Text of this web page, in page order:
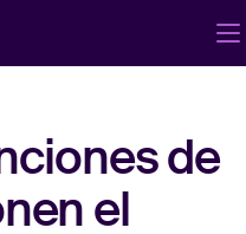
una demo
de
el